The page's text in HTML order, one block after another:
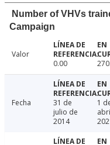
Number of VHVs
Campaign
Valor
0.00
Fecha
31 de
julio de
2014
1